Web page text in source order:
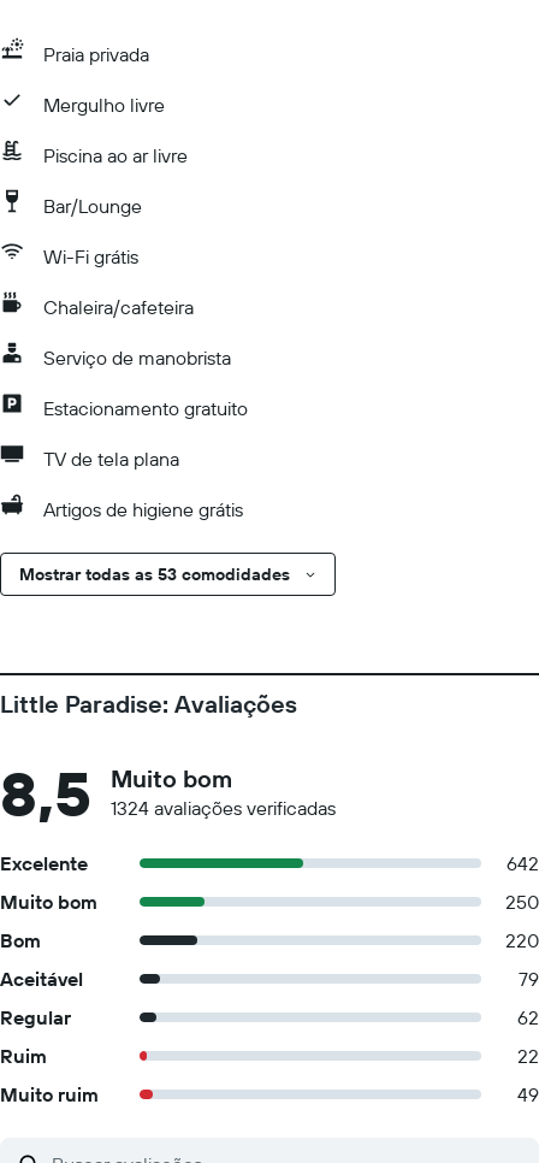
Praia privada
Mergulho livre
Piscina ao ar livre
Bar/Lounge
Wi-Fi grátis
Chaleira/cafeteira
Serviço de manobrista
Estacionamento gratuito
TV de tela plana
Artigos de higiene grátis
Mostrar todas as 53 comodidades
Little Paradise: Avaliações
8,5 Muito bom
1324 avaliações verificadas
Excelente
642
Muito bom
250
Bom
220
Aceitável
79
Regular
62
Ruim
22
Muito ruim
49